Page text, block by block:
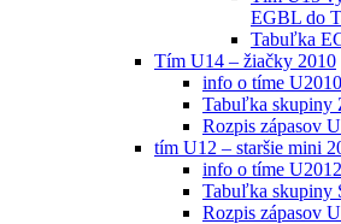
EGBL do
Tabuľka
Tím U14 – žiačky 2010
info o tíme U2010
Tabuľka skupiny
Rozpis zápasov
tím U12 – staršie mini
info o tíme U2012
Tabuľka skupiny
Rozpis zápasov